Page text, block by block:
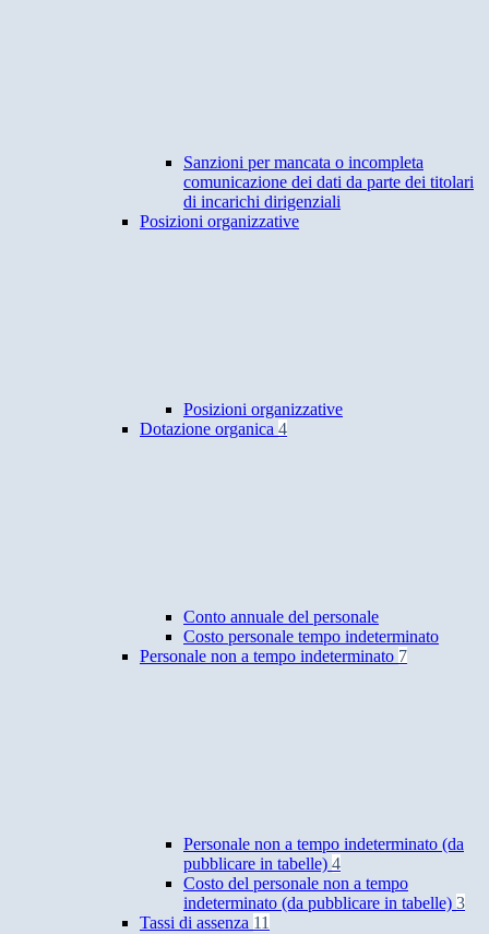
Sanzioni per mancata o incompleta
comunicazione dei dati da parte dei titolari
di incarichi dirigenziali
Posizioni organizzative
Posizioni organizzative
Dotazione organica 4
Conto annuale del personale
Costo personale tempo indeterminato
Personale non a tempo indeterminato 7
Personale non a tempo indeterminato (da
pubblicare in tabelle) 4
Costo del personale non a tempo
indeterminato (da pubblicare in tabelle) 3
Tassi di assenza 11